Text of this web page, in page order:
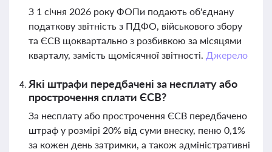
З 1 січня 2026 року ФОПи подають об'єднану
податкову звітність з ПДФО, військового збору
та ЄСВ щоквартально з розбивкою за місяцями
кварталу, замість щомісячної звітності. Джерело
Які штрафи передбачені за несплату або
прострочення сплати ЄСВ?
За несплату або прострочення ЄСВ передбачено
штраф у розмірі 20% від суми внеску, пеню 0,1%
за кожен день затримки, а також адміністративні